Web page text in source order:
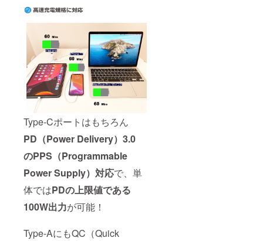
Type-Cポートはもちろん
PD（Power Delivery）3.0
のPPS（Programmable
Power Supply）対応で、単
体ではPDの上限値である
100W出力が可能！
Type-AにもQC（Quick